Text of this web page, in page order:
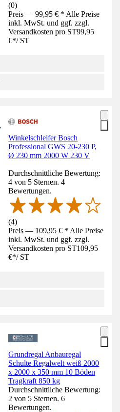
(0)
Preis — 99,95 € * Alle Preise
inkl. MwSt. und ggf. zzgl.
Versandkosten pro ST99,95
€*/ ST
Winkelschleifer Bosch
Professional GWS 20-230 P,
Ø 230 mm 2000 W 230 V
Durchschnittliche Bewertung:
4 von 5 Sternen. 4
Bewertungen.
(4)
Preis — 109,95 € * Alle Preise
inkl. MwSt. und ggf. zzgl.
Versandkosten pro ST109,95
€*/ ST
Grundregal Anbauregal
Schulte Regalwelt weiß 2000
x 2000 x 350 mm 10 Böden
Tragkraft 850 kg
Durchschnittliche Bewertung:
2 von 5 Sternen. 6
Bewertungen.